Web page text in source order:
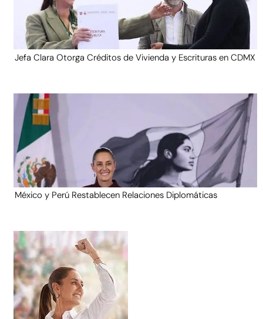
Jefa Clara Otorga Créditos de Vivienda y Escrituras en CDMX
México y Perú Restablecen Relaciones Diplomáticas